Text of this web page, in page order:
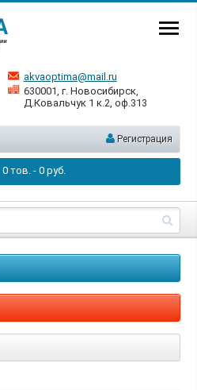
akvaoptima@mail.ru
630001, г. Новосибирск,
Д.Ковальчук 1 к.2, оф.313
Регистрация
0тов. - 0руб.